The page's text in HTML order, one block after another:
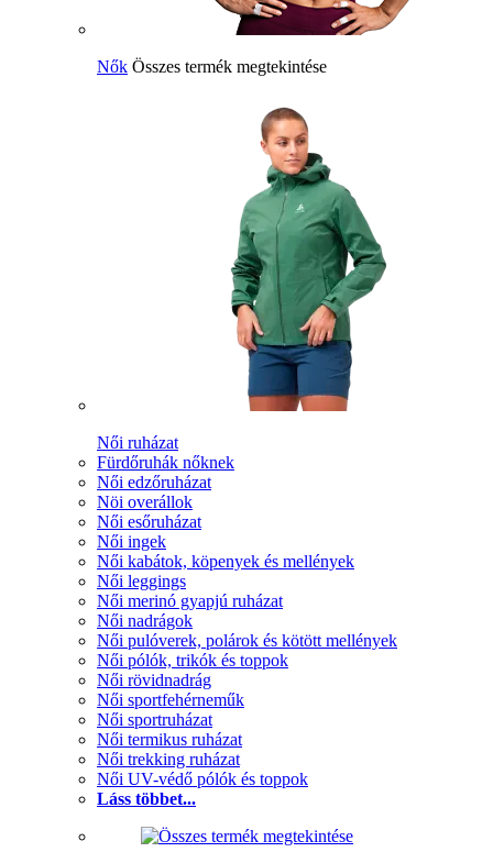
Nők Összes termék megtekintése
Női ruházat
Fürdőruhák nőknek
Női edzőruházat
Nöi overállok
Női esőruházat
Női ingek
Női kabátok, köpenyek és mellények
Női leggings
Női merinó gyapjú ruházat
Női nadrágok
Női pulóverek, polárok és kötött mellények
Női pólók, trikók és toppok
Női rövidnadrág
Női sportfehérneműk
Női sportruházat
Női termikus ruházat
Női trekking ruházat
Női UV-védő pólók és toppok
Láss többet...